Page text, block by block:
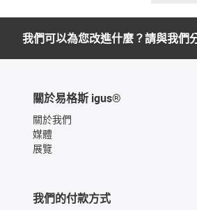
我們可以為您改進什麼？請與我們
關於易格斯 igus®
關於我們
媒體
展覽
我們的付款方式